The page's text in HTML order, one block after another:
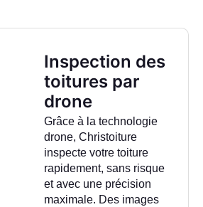
Inspection des
toitures par
drone
Grâce à la technologie
drone, Christoiture
inspecte votre toiture
rapidement, sans risque
et avec une précision
maximale. Des images